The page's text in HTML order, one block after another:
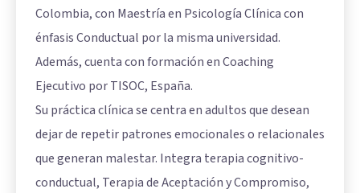
Colombia, con Maestría en Psicología Clínica con
énfasis Conductual por la misma universidad.
Además, cuenta con formación en Coaching
Ejecutivo por TISOC, España.
Su práctica clínica se centra en adultos que desean
dejar de repetir patrones emocionales o relacionales
que generan malestar. Integra terapia cognitivo-
conductual, Terapia de Aceptación y Compromiso,